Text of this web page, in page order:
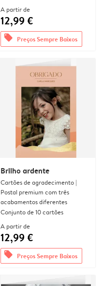
A partir de
12,99 €
offers Preços Sempre Baixos
Brilho ardente
Cartões de agradecimento |
Postal premium com três
acabamentos diferentes
Conjunto de 10 cartões
A partir de
12,99 €
offers Preços Sempre Baixos